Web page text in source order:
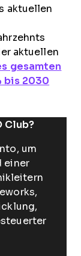
aktuellen
aktuellen
gesamten
bis 2030
Club?
um
einer